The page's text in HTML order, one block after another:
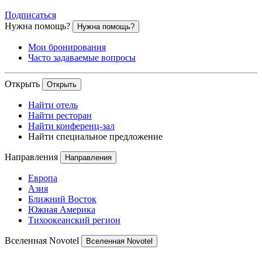
Подписаться
Нужна помощь?
Нужна помощь?
Мои бронирования
Часто задаваемые вопросы
Открыть Открыть
Найти отель
Найти ресторан
Найти конференц-зал
Найти специальное предложение
Направления Направления
Европа
Азия
Ближний Восток
Южная Америка
Тихоокеанский регион
Вселенная Novotel Вселенная Novotel